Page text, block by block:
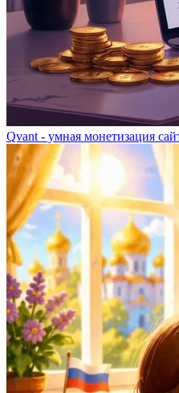
Qvant - умная монетизация